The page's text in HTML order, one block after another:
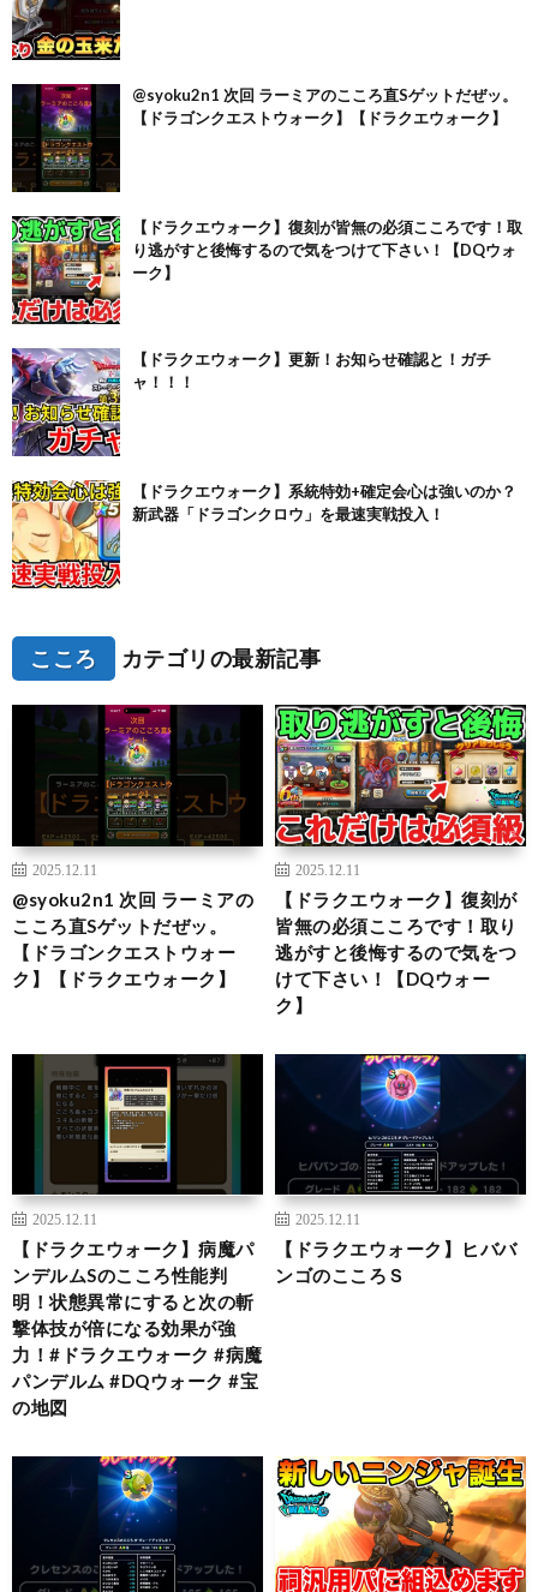
@syoku2n1 次回 ラーミアのこころ直Sゲットだぜッ。
【ドラゴンクエストウォーク】【ドラクエウォーク】
【ドラクエウォーク】復刻が皆無の必須こころです！取
り逃がすと後悔するので気をつけて下さい！【DQウォ
ーク】
【ドラクエウォーク】更新！お知らせ確認と！ガチ
ャ！！！
【ドラクエウォーク】系統特効+確定会心は強いのか？
新武器「ドラゴンクロウ」を最速実戦投入！
こころ カテゴリの最新記事
2025.12.11
@syoku2n1 次回 ラーミアの
こころ直Sゲットだぜッ。
【ドラゴンクエストウォー
ク】【ドラクエウォーク】
2025.12.11
【ドラクエウォーク】復刻が
皆無の必須こころです！取り
逃がすと後悔するので気をつ
けて下さい！【DQウォー
ク】
2025.12.11
【ドラクエウォーク】病魔パ
ンデルムSのこころ性能判
明！状態異常にすると次の斬
撃体技が倍になる効果が強
力！#ドラクエウォーク #病魔
パンデルム #DQウォーク #宝
の地図
2025.12.11
【ドラクエウォーク】ヒババ
ンゴのこころＳ